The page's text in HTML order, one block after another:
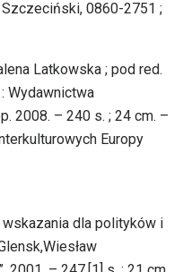
0860-2751 ;
Latkowska ; pod red.
Wydawnictwa
2008. – 240 s. ; 24 cm. –
Europy
dla polityków i